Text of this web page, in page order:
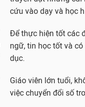
trong giai đoạn hiện
dạy thụ động đã
đổi mới gặp nhiều
Từ những thực
Thứ nhất , nghiên